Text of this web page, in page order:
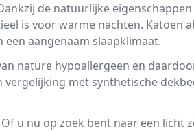
de natuurlijke
is voor warme nachten. Katoen
aangenaam slaapklimaat.
nature hypoallergeen en
met synthetische
u nu op zoek bent naar een